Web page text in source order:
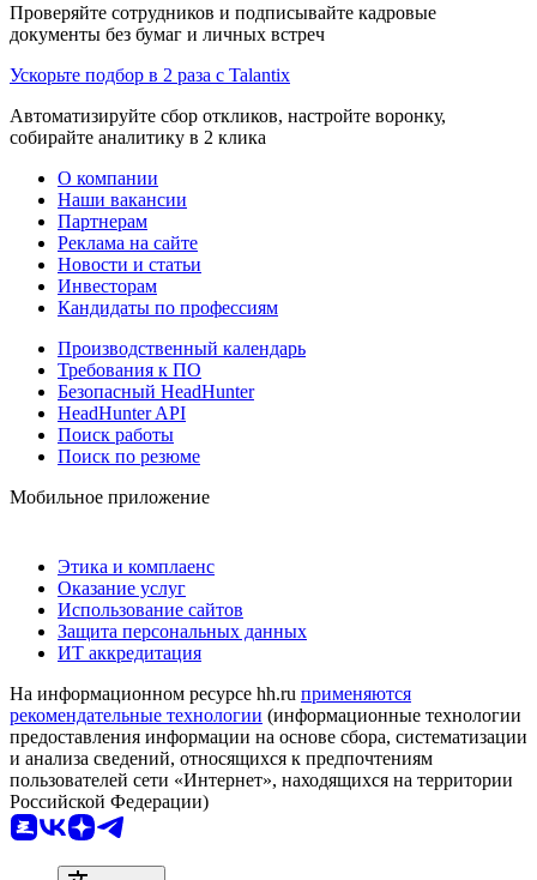
Проверяйте сотрудников и подписывайте кадровые
документы без бумаг и личных встреч
Ускорьте подбор в 2 раза с Talantix
Автоматизируйте сбор откликов, настройте воронку,
собирайте аналитику в 2 клика
О компании
Наши вакансии
Партнерам
Реклама на сайте
Новости и статьи
Инвесторам
Кандидаты по профессиям
Производственный календарь
Требования к ПО
Безопасный HeadHunter
HeadHunter API
Поиск работы
Поиск по резюме
Мобильное приложение
Этика и комплаенс
Оказание услуг
Использование сайтов
Защита персональных данных
ИТ аккредитация
На информационном ресурсе hh.ru применяются
рекомендательные технологии (информационные технологии
предоставления информации на основе сбора, систематизации
и анализа сведений, относящихся к предпочтениям
пользователей сети «Интернет», находящихся на территории
Российской Федерации)